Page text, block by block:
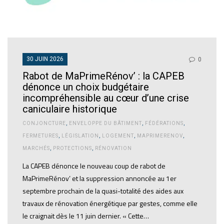
30 JUIN 2026 0
Rabot de MaPrimeRénov’ : la CAPEB
dénonce un choix budgétaire
incompréhensible au cœur d’une crise
caniculaire historique
CONJONCTURE, ENVELOPPE DU BÂTIMENT , FÉDÉRATIONS,
FERMETURES, LÉGISLATION , LOGEMENT , MAPRIMERENOV,
MARCHÉS, PROTECTIONS, RÉNOVATION
La CAPEB dénonce le nouveau coup de rabot de
MaPrimeRénov’ et la suppression annoncée au 1er
septembre prochain de la quasi-totalité des aides aux
travaux de rénovation énergétique par gestes, comme elle
le craignait dès le 11 juin dernier. « Cette…